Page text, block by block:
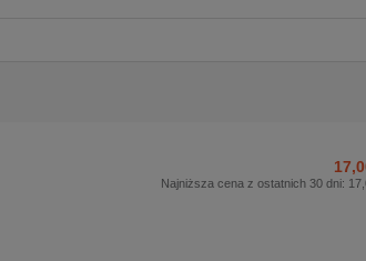
Najniższa cena z ostatnich 30 dni: